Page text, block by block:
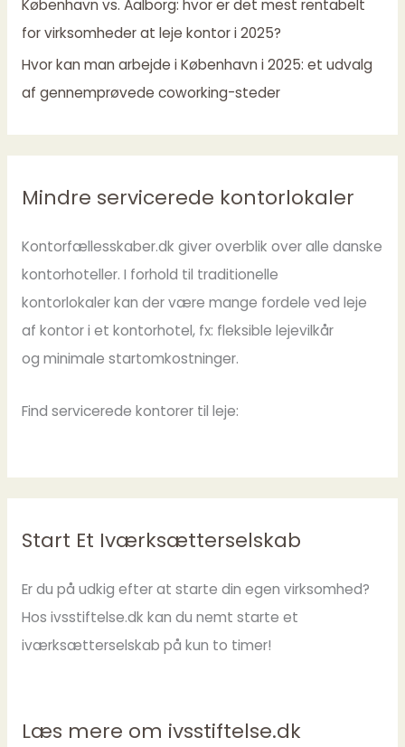
København vs. Aalborg: hvor er det mest rentabelt
for virksomheder at leje kontor i 2025?
Hvor kan man arbejde i København i 2025: et udvalg
af gennemprøvede coworking-steder
Mindre servicerede kontorlokaler
Kontorfællesskaber.dk giver overblik over alle danske
kontorhoteller. I forhold til traditionelle
kontorlokaler kan der være mange fordele ved leje
af kontor i et kontorhotel, fx: fleksible lejevilkår
og minimale startomkostninger.
Find servicerede kontorer til leje:
Start Et Iværksætterselskab
Er du på udkig efter at starte din egen virksomhed?
Hos ivsstiftelse.dk kan du nemt starte et
iværksætterselskab på kun to timer!
Læs mere om ivsstiftelse.dk